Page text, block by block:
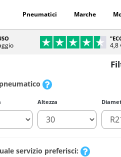
Pneumatici Marche
4,8
servizio preferisci:
Altezza